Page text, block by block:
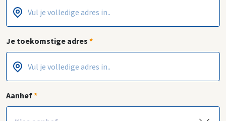
Postcode*
Huisnummer*
Je toekomstige adres *
Postcode*
Huisnummer
Aanhef*